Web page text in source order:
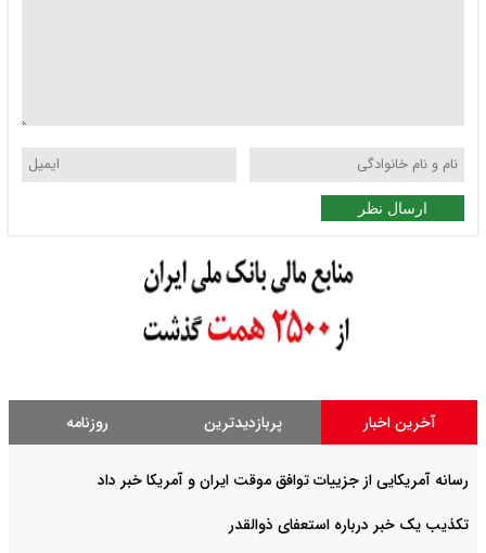
ارسال نظر
آخرین اخبار پربازدیدترین روزنامه
رسانه آمریکایی از جزییات توافق موقت ایران و آمریکا خبر داد
تکذیب یک خبر درباره استعفای ذوالقدر